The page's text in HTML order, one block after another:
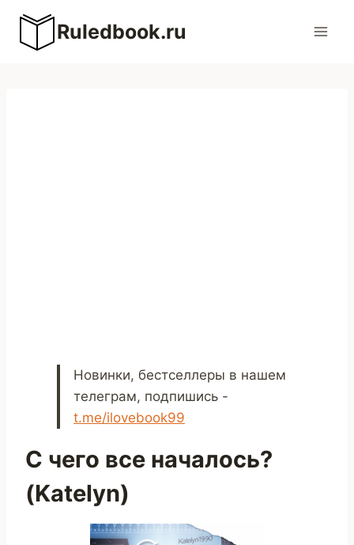
Перейти
содержимому
Ruledbook.ru
Новинки, бестселлеры в нашем
телеграм, подпишись -
t.me/ilovebook99
С чего все началось?
(Katelyn)